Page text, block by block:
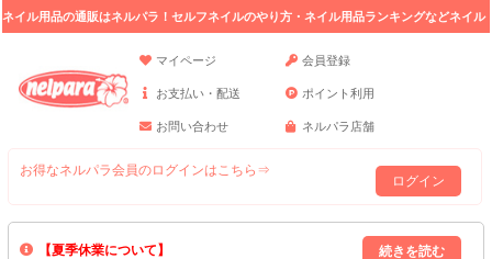
ネイル用品の通販はネルパラ！セルフネイルのやり方・ネイル用品ランキングなどネイル
マイページ
会員登録
お支払い・配送 ポイント利用
お問い合わせ ネルパラ店舗
お得なネルパラ会員のログインはこちら⇒
ログイン
【夏季休業について】